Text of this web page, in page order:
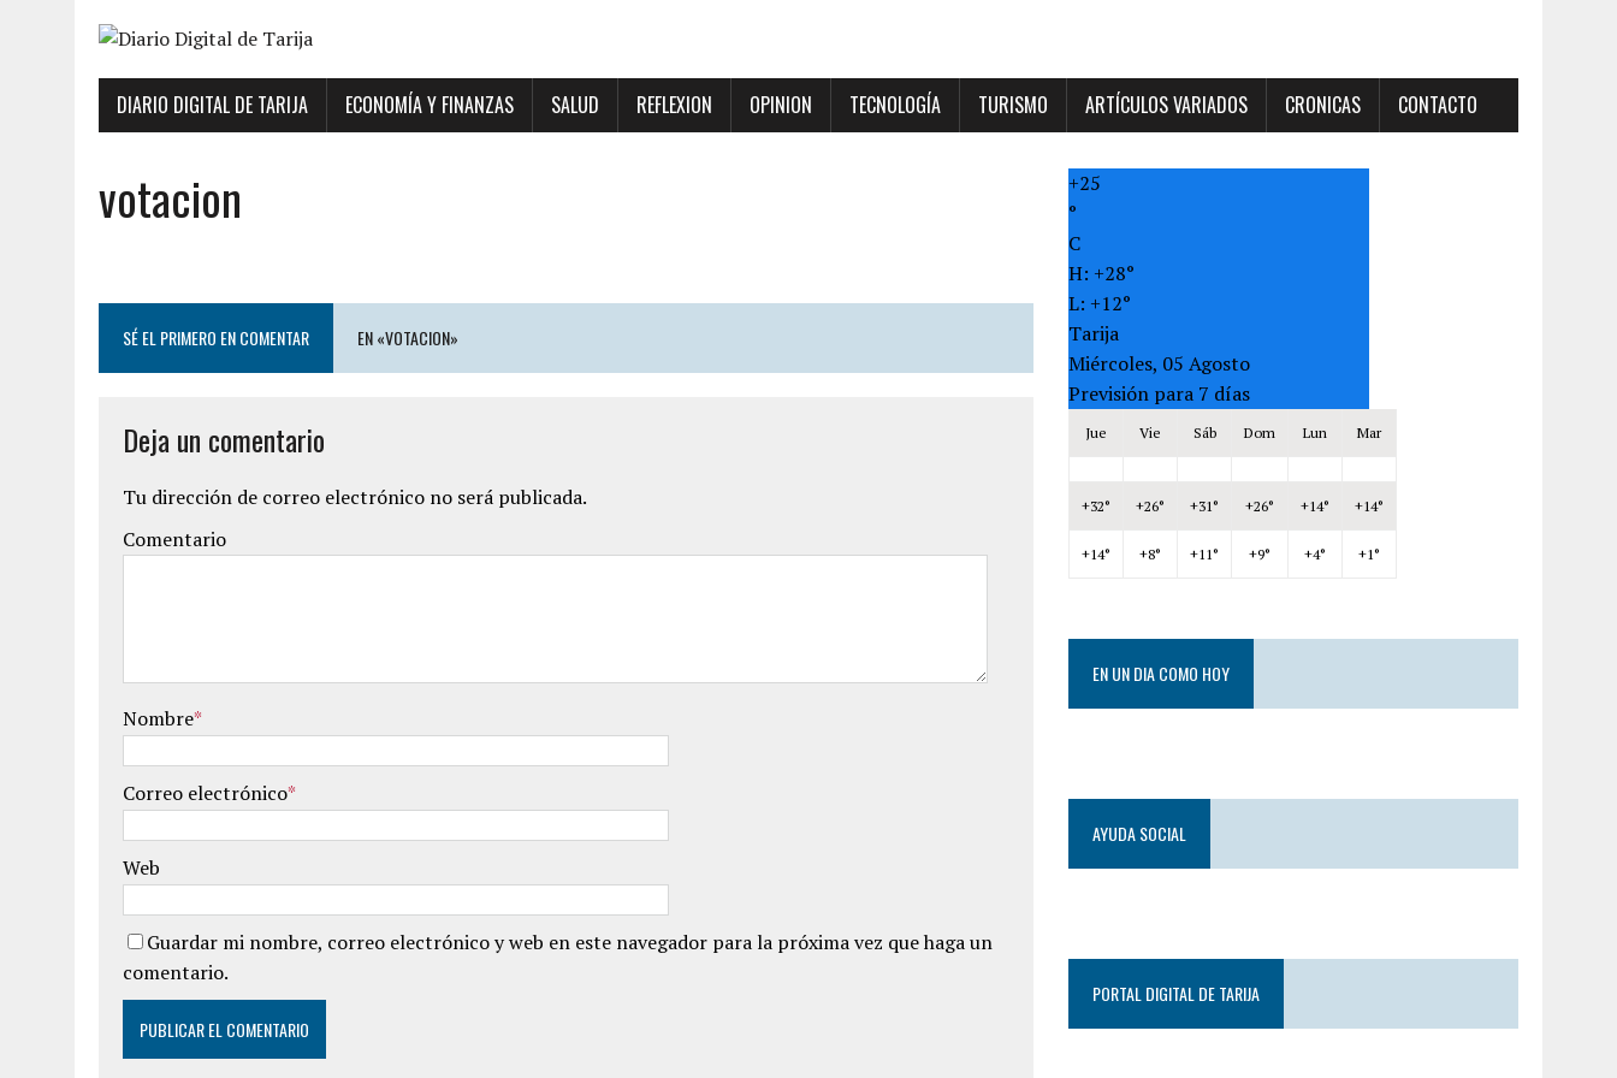
DIARIO DIGITAL DE TARIJA ECONOMÍA Y FINANZAS SALUD REFLEXION OPINION TECNOLOGÍA TURISMO ARTÍCULOS VARIADOS CRONICAS CONTACTO
votacion
SÉ EL PRIMERO EN COMENTAR EN «VOTACION»
Deja un comentario
Tu dirección de correo electrónico no será publicada.
Comentario
Nombre*
Correo electrónico*
Web
Guardar mi nombre, correo electrónico y web en este navegador para la próxima vez que haga un
comentario.
+25
°
C
H: +28°
L: +12°
Tarija
Miércoles, 05 Agosto
Previsión para 7 días
Jue Vie Sáb Dom Lun Mar
+32° +26° +31° +26° +14° +14°
+14° +8° +11° +9° +4° +1°
EN UN DIA COMO HOY
AYUDA SOCIAL
PORTAL DIGITAL DE TARIJA